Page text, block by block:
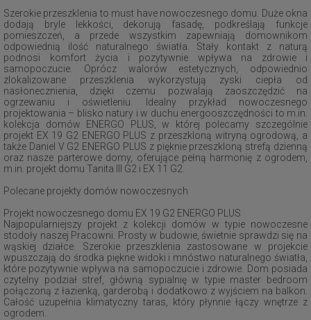
Szerokie przeszklenia to must have nowoczesnego domu. Duże okna
dodają bryle lekkości, dekorują fasadę, podkreślają funkcje
pomieszczeń, a przede wszystkim zapewniają domownikom
odpowiednią ilość naturalnego światła. Stały kontakt z naturą
podnosi komfort życia i pozytywnie wpływa na zdrowie i
samopoczucie. Oprócz walorów estetycznych, odpowiednio
zlokalizowane przeszklenia wykorzystują zyski ciepła od
nasłonecznienia, dzięki czemu pozwalają zaoszczędzić na
ogrzewaniu i oświetleniu. Idealny przykład nowoczesnego
projektowania – blisko natury i w duchu energooszczędności to m.in.
kolekcja domów ENERGO PLUS, w której polecamy szczególnie
projekt EX 19 G2 ENERGO PLUS z przeszkloną witryną ogrodową, a
także Daniel V G2 ENERGO PLUS z pięknie przeszkloną strefą dzienną
oraz nasze parterowe domy, oferujące pełną harmonię z ogrodem,
m.in. projekt domu Tanita III G2 i EX 11 G2.
Polecane projekty domów nowoczesnych
Projekt nowoczesnego domu EX 19 G2 ENERGO PLUS
Najpopularniejszy projekt z kolekcji domów w typie nowoczesne
stodoły naszej Pracowni. Prosty w budowie, świetnie sprawdzi się na
wąskiej działce. Szerokie przeszklenia zastosowane w projekcie
wpuszczają do środka piękne widoki i mnóstwo naturalnego światła,
które pozytywnie wpływa na samopoczucie i zdrowie. Dom posiada
czytelny podział stref, główną sypialnię w typie master bedroom
połączoną z łazienką, garderobą i dodatkowo z wyjściem na balkon.
Całość uzupełnia klimatyczny taras, który płynnie łączy wnętrze z
ogrodem.